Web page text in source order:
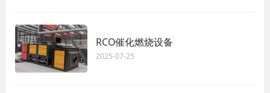
RCO催化燃烧设备
2025-07-25